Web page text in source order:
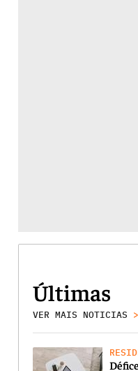
Últimas
VER MAIS NOTICIAS